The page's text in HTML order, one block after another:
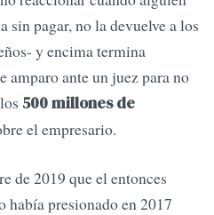
sin pagar, no la devuelve a los
y encima termina
amparo ante un juez para no
500 millones de
el empresario.
de 2019 que el entonces
presionado en 2017